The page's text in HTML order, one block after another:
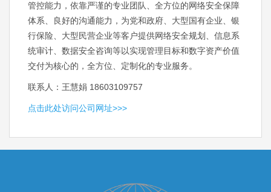
管控能力，依靠严谨的专业团队、全方位的网络安全保障
体系、良好的沟通能力，为党和政府、大型国有企业、银
行保险、大型民营企业等客户提供网络安全规划、信息系
统审计、数据安全咨询等以实现管理目标和数字资产价值
交付为核心的，全方位、定制化的专业服务。
联系人：王慧娟 18603109757
点击此处访问公司网址>>>